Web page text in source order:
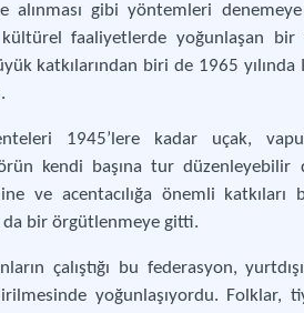
gibi yöntemleri denemeye
faaliyetlerde yoğunlaşan bir
katkılarından biri de 1965 yılında
1945’lere kadar uçak,
kendi başına tur
ve acentacılığa önemli
da bir örgütlenmeye gitti.
çalıştığı bu federasyon,
yoğunlaşıyordu.